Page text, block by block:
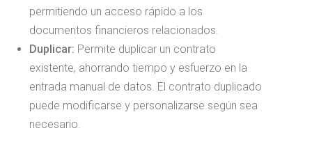
permitiendo un acceso rápido a los
documentos financieros relacionados.
Duplicar: Permite duplicar un contrato
existente, ahorrando tiempo y esfuerzo en la
entrada manual de datos. El contrato duplicado
puede modificarse y personalizarse según sea
necesario.